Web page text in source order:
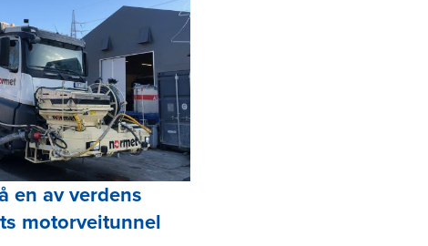
en av verdens
motorveitunnel